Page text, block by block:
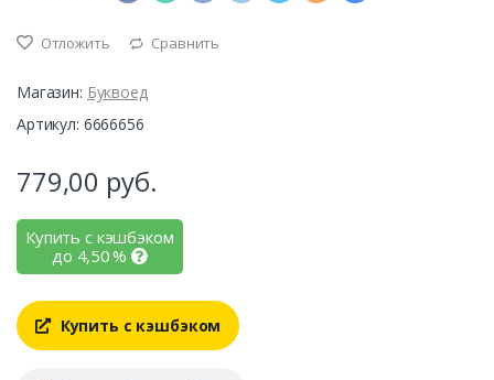
Отложить Сравнить
Магазин: Буквоед
Артикул: 6666656
779,00 руб.
Купить с кэшбэком
до 4,50%
Купить с кэшбэком